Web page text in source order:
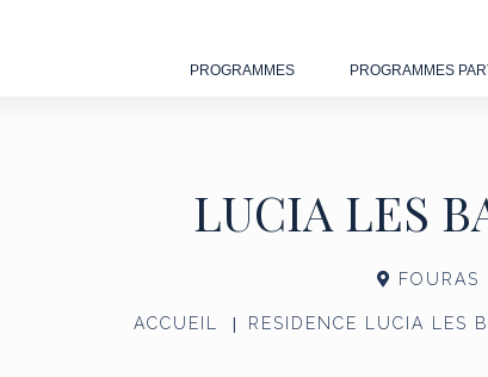
PROGRAMMES PROGRAMMES
LUCIA LES
FOURAS
ACCUEIL RESIDENCE LUCIA LES